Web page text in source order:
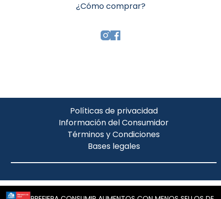
¿Cómo comprar?
Políticas de privacidad
Información del Consumidor
Términos y Condiciones
Bases legales